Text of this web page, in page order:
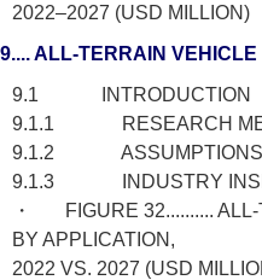
2022–2027 (USD MILLION)
9.... ALL-TERRAIN
9.1 INTRODUCTION
9.1.1 RESEARCH
9.1.2 ASSUMPTIONS
9.1.3 INDUSTRY
・ FIGURE 32.......... ALL-
BY APPLICATION,
2022 VS. 2027 (USD